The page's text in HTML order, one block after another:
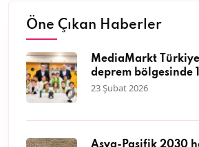
Öne Çıkan Haberler
MediaMarkt Türkiye
deprem bölgesinde
çocuğa nitelikli
23 Şubat 2026